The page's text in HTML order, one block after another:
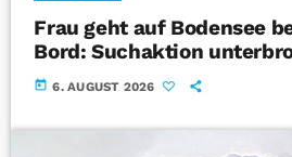
Frau geht auf Bodensee
Bord: Suchaktion
today 6. AUGUST 2026